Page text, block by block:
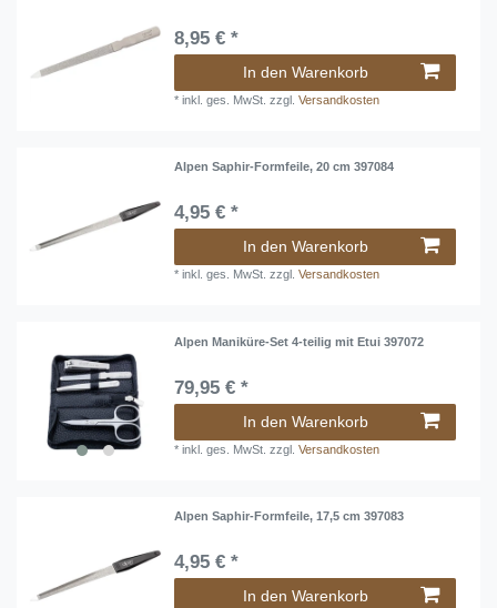
8,95 € *
In den Warenkorb
*inkl. ges. MwSt. zzgl.Versandkosten
Alpen Saphir-Formfeile, 20 cm 397084
4,95 € *
In den Warenkorb
*inkl. ges. MwSt. zzgl.Versandkosten
Alpen Maniküre-Set 4-teilig mit Etui 397072
79,95 € *
In den Warenkorb
*inkl. ges. MwSt. zzgl.Versandkosten
Alpen Saphir-Formfeile, 17,5 cm 397083
4,95 € *
In den Warenkorb